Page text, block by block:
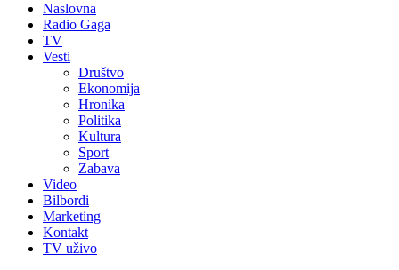
Naslovna
Radio Gaga
TV
Vesti
Društvo
Ekonomija
Hronika
Politika
Kultura
Sport
Zabava
Video
Bilbordi
Marketing
Kontakt
TV uživo